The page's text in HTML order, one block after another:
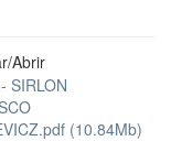
Abrir
SIRLON
(10.84Mb)